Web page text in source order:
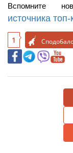
Вспомните
источника
1